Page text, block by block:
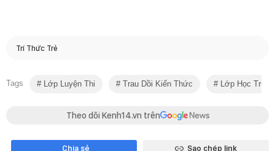
Trí Thức Trẻ
Tags Lớp Luyện Thi Trau Dồi Kiến Thức Lớp Học Trực
Theo dõi Kenh14.vn trên
Chia sẻ Sao chép link